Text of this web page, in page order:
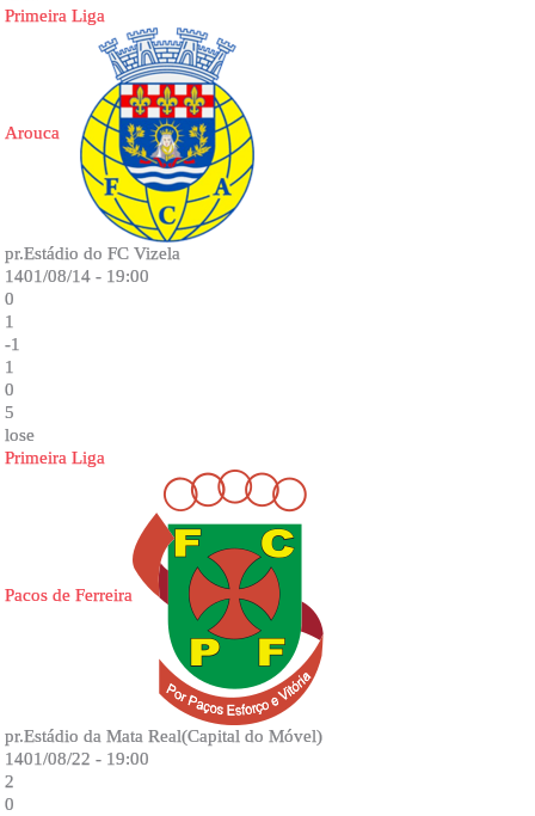
Primeira Liga
Arouca
pr.Estádio do FC Vizela
1401/08/14 - 19:00
0
1
-1
1
0
5
lose
Primeira Liga
Pacos de Ferreira
pr.Estádio da Mata Real(Capital do Móvel)
1401/08/22 - 19:00
2
0